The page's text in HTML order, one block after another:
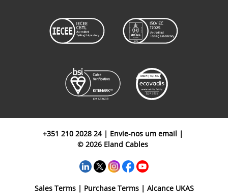
B9D250010BK 25
Cabos para
B9D320015BK 32
+351 210 2028 24| Envie-nos um email |
© 2026 Eland Cables
Sales Terms| Purchase Terms| Alcance UKAS